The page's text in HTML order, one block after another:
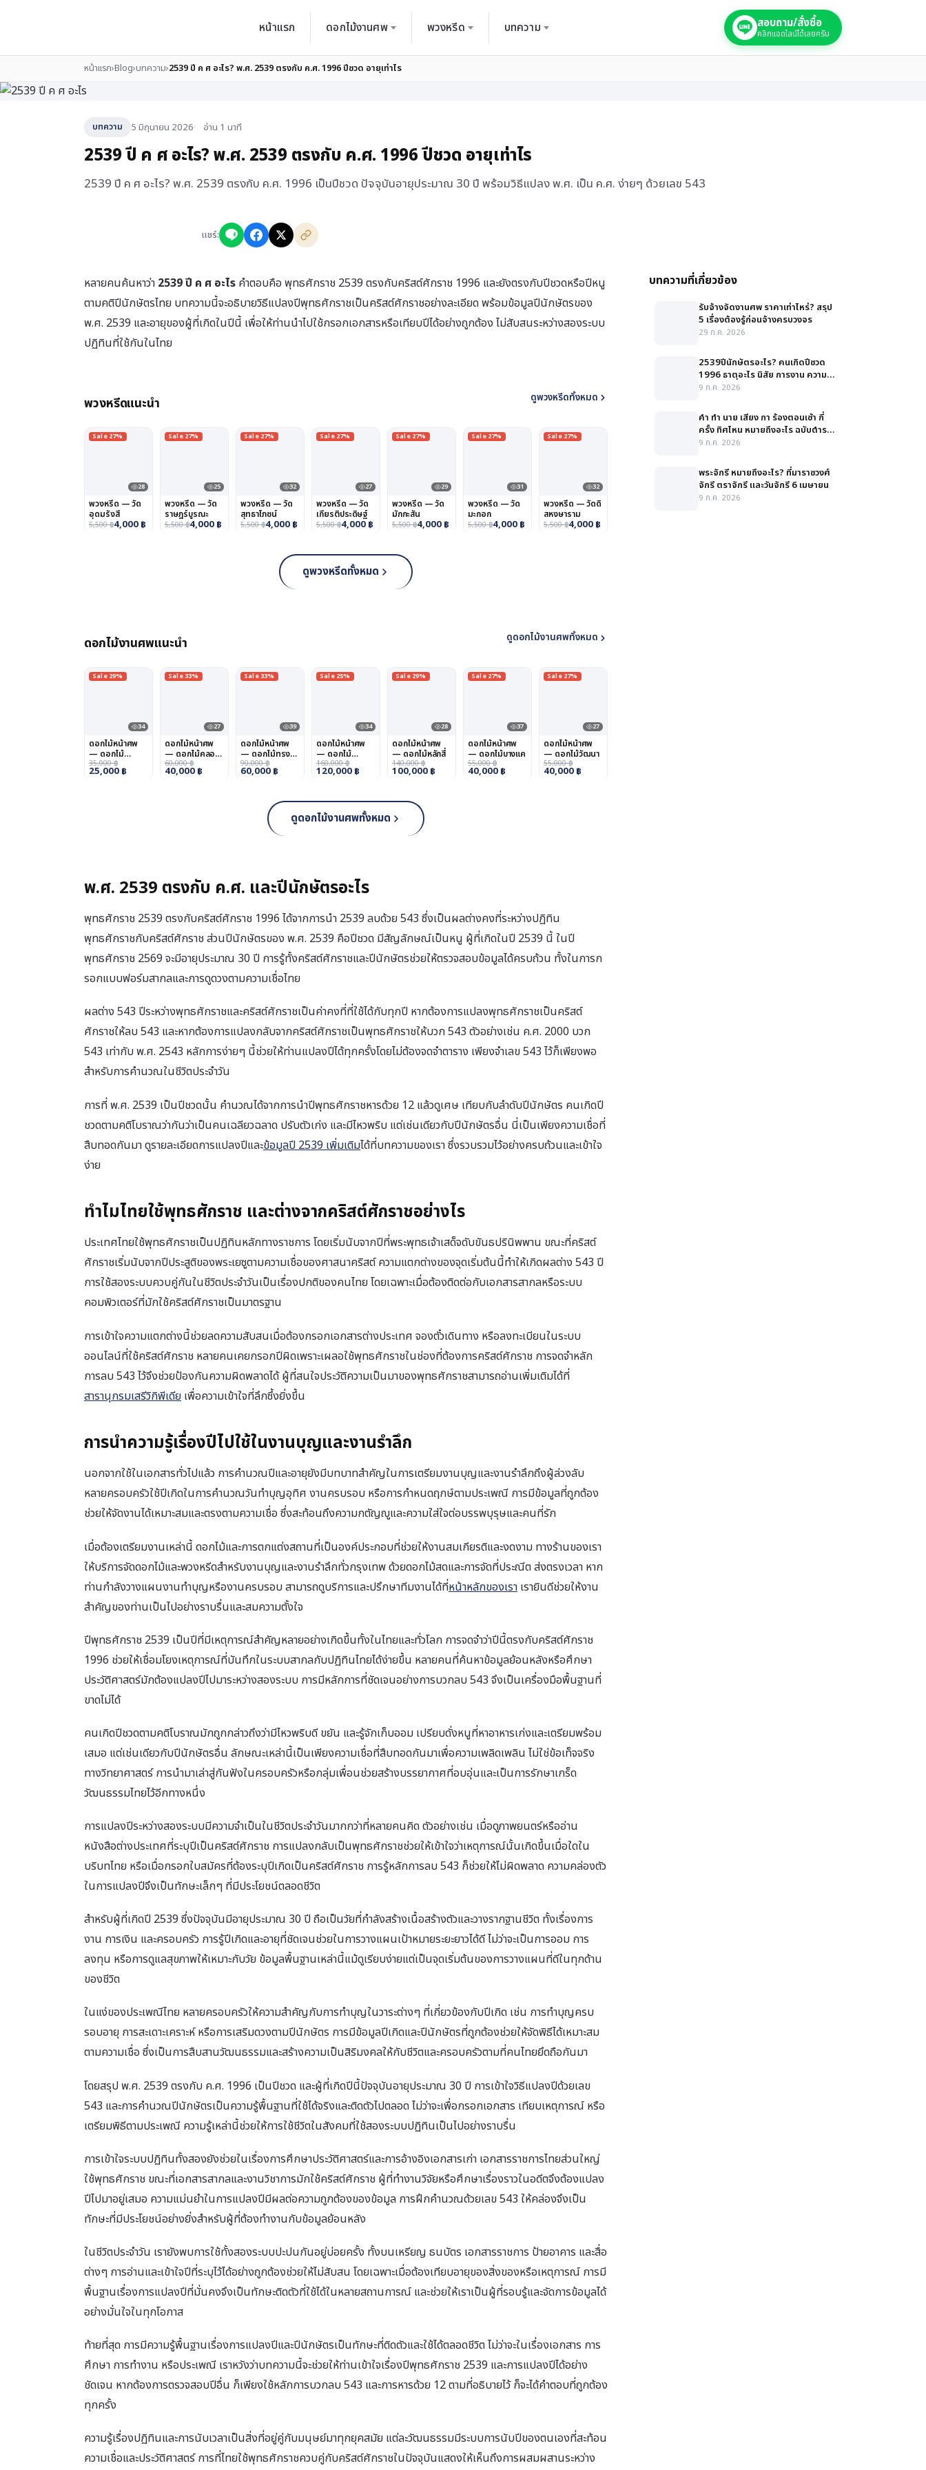
หน้าแรก ดอกไม้งานศพ พวงหรีด บทความ สอบถาม/สั่งซื้อ
คลิกแอดไลน์ได้เลยครับ
หน้าแรก›Blog›บทความ›2539 ปี ค ศ อะไร? พ.ศ. 2539 ตรงกับ ค.ศ. 1996 ปีชวด อายุเท่าไร
บทความ 5 มิถุนายน 2026 อ่าน 1 นาที
2539 ปี ค ศ อะไร? พ.ศ. 2539 ตรงกับ ค.ศ. 1996 ปีชวด อายุเท่าไร
2539 ปี ค ศ อะไร? พ.ศ. 2539 ตรงกับ ค.ศ. 1996 เป็นปีชวด ปัจจุบันอายุประมาณ 30 ปี พร้อมวิธีแปลง พ.ศ. เป็น ค.ศ. ง่ายๆ ด้วยเลข 543
แชร์:
หลายคนค้นหาว่า 2539 ปี ค ศ อะไร คำตอบคือ พุทธศักราช 2539 ตรงกับคริสต์ศักราช 1996 และยังตรงกับปีชวดหรือปีหนู
ตามคติปีนักษัตรไทย บทความนี้จะอธิบายวิธีแปลงปีพุทธศักราชเป็นคริสต์ศักราชอย่างละเอียด พร้อมข้อมูลปีนักษัตรของ
พ.ศ. 2539 และอายุของผู้ที่เกิดในปีนี้ เพื่อให้ท่านนำไปใช้กรอกเอกสารหรือเทียบปีได้อย่างถูกต้อง ไม่สับสนระหว่างสองระบบ
ปฏิทินที่ใช้กันในไทย
พวงหรีดแนะนำ ดูพวงหรีดทั้งหมด
Sale 27%
28
พวงหรีด — วัด
อุดมรังสี
5,500฿4,000 ฿
Sale 27%
25
พวงหรีด — วัด
ราษฎร์บูรณะ
5,500฿4,000 ฿
Sale 27%
32
พวงหรีด — วัด
สุทธาโภชน์
5,500฿4,000 ฿
Sale 27%
27
พวงหรีด — วัด
เกียรติประดิษฐ์
5,500฿4,000 ฿
Sale 27%
29
พวงหรีด — วัด
มักกะสัน
5,500฿4,000 ฿
Sale 27%
31
พวงหรีด — วัด
มะกอก
5,500฿4,000 ฿
Sale 27%
32
พวงหรีด — วัดดิ
สหงษาราม
5,500฿4,000 ฿
ดูพวงหรีดทั้งหมด
ดอกไม้งานศพแนะนำ ดูดอกไม้งานศพทั้งหมด
Sale 29%
34
ดอกไม้หน้าศพ
— ดอกไม้
ดอนเมือง
35,000฿
25,000 ฿
Sale 33%
27
ดอกไม้หน้าศพ
— ดอกไม้คลอง
สามวา
60,000฿
40,000 ฿
Sale 33%
39
ดอกไม้หน้าศพ
— ดอกไม้ทรง
คนอง
90,000฿
60,000 ฿
Sale 25%
34
ดอกไม้หน้าศพ
— ดอกไม้
หนองจอก
160,000฿
120,000 ฿
Sale 29%
28
ดอกไม้หน้าศพ
— ดอกไม้หลักสี่
140,000฿
100,000 ฿
Sale 27%
37
ดอกไม้หน้าศพ
— ดอกไม้บางแค
55,000฿
40,000 ฿
Sale 27%
27
ดอกไม้หน้าศพ
— ดอกไม้วัฒนา
55,000฿
40,000 ฿
ดูดอกไม้งานศพทั้งหมด
พ.ศ. 2539 ตรงกับ ค.ศ. และปีนักษัตรอะไร
พุทธศักราช 2539 ตรงกับคริสต์ศักราช 1996 ได้จากการนำ 2539 ลบด้วย 543 ซึ่งเป็นผลต่างคงที่ระหว่างปฏิทิน
พุทธศักราชกับคริสต์ศักราช ส่วนปีนักษัตรของ พ.ศ. 2539 คือปีชวด มีสัญลักษณ์เป็นหนู ผู้ที่เกิดในปี 2539 นี้ ในปี
พุทธศักราช 2569 จะมีอายุประมาณ 30 ปี การรู้ทั้งคริสต์ศักราชและปีนักษัตรช่วยให้ตรวจสอบข้อมูลได้ครบถ้วน ทั้งในการก
รอกแบบฟอร์มสากลและการดูดวงตามความเชื่อไทย
ผลต่าง 543 ปีระหว่างพุทธศักราชและคริสต์ศักราชเป็นค่าคงที่ที่ใช้ได้กับทุกปี หากต้องการแปลงพุทธศักราชเป็นคริสต์
ศักราชให้ลบ 543 และหากต้องการแปลงกลับจากคริสต์ศักราชเป็นพุทธศักราชให้บวก 543 ตัวอย่างเช่น ค.ศ. 2000 บวก
543 เท่ากับ พ.ศ. 2543 หลักการง่ายๆ นี้ช่วยให้ท่านแปลงปีได้ทุกครั้งโดยไม่ต้องจดจำตาราง เพียงจำเลข 543 ไว้ก็เพียงพอ
สำหรับการคำนวณในชีวิตประจำวัน
การที่ พ.ศ. 2539 เป็นปีชวดนั้น คำนวณได้จากการนำปีพุทธศักราชหารด้วย 12 แล้วดูเศษ เทียบกับลำดับปีนักษัตร คนเกิดปี
ชวดตามคติโบราณว่ากันว่าเป็นคนเฉลียวฉลาด ปรับตัวเก่ง และมีไหวพริบ แต่เช่นเดียวกับปีนักษัตรอื่น นี่เป็นเพียงความเชื่อที่
สืบทอดกันมา ดูรายละเอียดการแปลงปีและข้อมูลปี 2539 เพิ่มเติมได้ที่บทความของเรา ซึ่งรวบรวมไว้อย่างครบถ้วนและเข้าใจ
ง่าย
ทำไมไทยใช้พุทธศักราช และต่างจากคริสต์ศักราชอย่างไร
ประเทศไทยใช้พุทธศักราชเป็นปฏิทินหลักทางราชการ โดยเริ่มนับจากปีที่พระพุทธเจ้าเสด็จดับขันธปรินิพพาน ขณะที่คริสต์
ศักราชเริ่มนับจากปีประสูติของพระเยซูตามความเชื่อของศาสนาคริสต์ ความแตกต่างของจุดเริ่มต้นนี้ทำให้เกิดผลต่าง 543 ปี
การใช้สองระบบควบคู่กันในชีวิตประจำวันเป็นเรื่องปกติของคนไทย โดยเฉพาะเมื่อต้องติดต่อกับเอกสารสากลหรือระบบ
คอมพิวเตอร์ที่มักใช้คริสต์ศักราชเป็นมาตรฐาน
การเข้าใจความแตกต่างนี้ช่วยลดความสับสนเมื่อต้องกรอกเอกสารต่างประเทศ จองตั๋วเดินทาง หรือลงทะเบียนในระบบ
ออนไลน์ที่ใช้คริสต์ศักราช หลายคนเคยกรอกปีผิดเพราะเผลอใช้พุทธศักราชในช่องที่ต้องการคริสต์ศักราช การจดจำหลัก
การลบ 543 ไว้จึงช่วยป้องกันความผิดพลาดได้ ผู้ที่สนใจประวัติความเป็นมาของพุทธศักราชสามารถอ่านเพิ่มเติมได้ที่
สารานุกรมเสรีวิกิพีเดีย เพื่อความเข้าใจที่ลึกซึ้งยิ่งขึ้น
การนำความรู้เรื่องปีไปใช้ในงานบุญและงานรำลึก
นอกจากใช้ในเอกสารทั่วไปแล้ว การคำนวณปีและอายุยังมีบทบาทสำคัญในการเตรียมงานบุญและงานรำลึกถึงผู้ล่วงลับ
หลายครอบครัวใช้ปีเกิดในการคำนวณวันทำบุญอุทิศ งานครบรอบ หรือการกำหนดฤกษ์ตามประเพณี การมีข้อมูลที่ถูกต้อง
ช่วยให้จัดงานได้เหมาะสมและตรงตามความเชื่อ ซึ่งสะท้อนถึงความกตัญญูและความใส่ใจต่อบรรพบุรุษและคนที่รัก
เมื่อต้องเตรียมงานเหล่านี้ ดอกไม้และการตกแต่งสถานที่เป็นองค์ประกอบที่ช่วยให้งานสมเกียรติและงดงาม ทางร้านของเรา
ให้บริการจัดดอกไม้และพวงหรีดสำหรับงานบุญและงานรำลึกทั่วกรุงเทพ ด้วยดอกไม้สดและการจัดที่ประณีต ส่งตรงเวลา หาก
ท่านกำลังวางแผนงานทำบุญหรืองานครบรอบ สามารถดูบริการและปรึกษาทีมงานได้ที่หน้าหลักของเรา เรายินดีช่วยให้งาน
สำคัญของท่านเป็นไปอย่างราบรื่นและสมความตั้งใจ
ปีพุทธศักราช 2539 เป็นปีที่มีเหตุการณ์สำคัญหลายอย่างเกิดขึ้นทั้งในไทยและทั่วโลก การจดจำว่าปีนี้ตรงกับคริสต์ศักราช
1996 ช่วยให้เชื่อมโยงเหตุการณ์ที่บันทึกในระบบสากลกับปฏิทินไทยได้ง่ายขึ้น หลายคนที่ค้นหาข้อมูลย้อนหลังหรือศึกษา
ประวัติศาสตร์มักต้องแปลงปีไปมาระหว่างสองระบบ การมีหลักการที่ชัดเจนอย่างการบวกลบ 543 จึงเป็นเครื่องมือพื้นฐานที่
ขาดไม่ได้
คนเกิดปีชวดตามคติโบราณมักถูกกล่าวถึงว่ามีไหวพริบดี ขยัน และรู้จักเก็บออม เปรียบดั่งหนูที่หาอาหารเก่งและเตรียมพร้อม
เสมอ แต่เช่นเดียวกับปีนักษัตรอื่น ลักษณะเหล่านี้เป็นเพียงความเชื่อที่สืบทอดกันมาเพื่อความเพลิดเพลิน ไม่ใช่ข้อเท็จจริง
ทางวิทยาศาสตร์ การนำมาเล่าสู่กันฟังในครอบครัวหรือกลุ่มเพื่อนช่วยสร้างบรรยากาศที่อบอุ่นและเป็นการรักษาเกร็ด
วัฒนธรรมไทยไว้อีกทางหนึ่ง
การแปลงปีระหว่างสองระบบมีความจำเป็นในชีวิตประจำวันมากกว่าที่หลายคนคิด ตัวอย่างเช่น เมื่อดูภาพยนตร์หรืออ่าน
หนังสือต่างประเทศที่ระบุปีเป็นคริสต์ศักราช การแปลงกลับเป็นพุทธศักราชช่วยให้เข้าใจว่าเหตุการณ์นั้นเกิดขึ้นเมื่อใดใน
บริบทไทย หรือเมื่อกรอกใบสมัครที่ต้องระบุปีเกิดเป็นคริสต์ศักราช การรู้หลักการลบ 543 ก็ช่วยให้ไม่ผิดพลาด ความคล่องตัว
ในการแปลงปีจึงเป็นทักษะเล็กๆ ที่มีประโยชน์ตลอดชีวิต
สำหรับผู้ที่เกิดปี 2539 ซึ่งปัจจุบันมีอายุประมาณ 30 ปี ถือเป็นวัยที่กำลังสร้างเนื้อสร้างตัวและวางรากฐานชีวิต ทั้งเรื่องการ
งาน การเงิน และครอบครัว การรู้ปีเกิดและอายุที่ชัดเจนช่วยในการวางแผนเป้าหมายระยะยาวได้ดี ไม่ว่าจะเป็นการออม การ
ลงทุน หรือการดูแลสุขภาพให้เหมาะกับวัย ข้อมูลพื้นฐานเหล่านี้แม้ดูเรียบง่ายแต่เป็นจุดเริ่มต้นของการวางแผนที่ดีในทุกด้าน
ของชีวิต
ในแง่ของประเพณีไทย หลายครอบครัวให้ความสำคัญกับการทำบุญในวาระต่างๆ ที่เกี่ยวข้องกับปีเกิด เช่น การทำบุญครบ
รอบอายุ การสะเดาะเคราะห์ หรือการเสริมดวงตามปีนักษัตร การมีข้อมูลปีเกิดและปีนักษัตรที่ถูกต้องช่วยให้จัดพิธีได้เหมาะสม
ตามความเชื่อ ซึ่งเป็นการสืบสานวัฒนธรรมและสร้างความเป็นสิริมงคลให้กับชีวิตและครอบครัวตามที่คนไทยยึดถือกันมา
โดยสรุป พ.ศ. 2539 ตรงกับ ค.ศ. 1996 เป็นปีชวด และผู้ที่เกิดปีนี้ปัจจุบันอายุประมาณ 30 ปี การเข้าใจวิธีแปลงปีด้วยเลข
543 และการคำนวณปีนักษัตรเป็นความรู้พื้นฐานที่ใช้ได้จริงและติดตัวไปตลอด ไม่ว่าจะเพื่อกรอกเอกสาร เทียบเหตุการณ์ หรือ
เตรียมพิธีตามประเพณี ความรู้เหล่านี้ช่วยให้การใช้ชีวิตในสังคมที่ใช้สองระบบปฏิทินเป็นไปอย่างราบรื่น
การเข้าใจระบบปฏิทินทั้งสองยังช่วยในเรื่องการศึกษาประวัติศาสตร์และการอ้างอิงเอกสารเก่า เอกสารราชการไทยส่วนใหญ่
ใช้พุทธศักราช ขณะที่เอกสารสากลและงานวิชาการมักใช้คริสต์ศักราช ผู้ที่ทำงานวิจัยหรือศึกษาเรื่องราวในอดีตจึงต้องแปลง
ปีไปมาอยู่เสมอ ความแม่นยำในการแปลงปีมีผลต่อความถูกต้องของข้อมูล การฝึกคำนวณด้วยเลข 543 ให้คล่องจึงเป็น
ทักษะที่มีประโยชน์อย่างยิ่งสำหรับผู้ที่ต้องทำงานกับข้อมูลย้อนหลัง
ในชีวิตประจำวัน เรายังพบการใช้ทั้งสองระบบปะปนกันอยู่บ่อยครั้ง ทั้งบนเหรียญ ธนบัตร เอกสารราชการ ป้ายอาคาร และสื่อ
ต่างๆ การอ่านและเข้าใจปีที่ระบุไว้ได้อย่างถูกต้องช่วยให้ไม่สับสน โดยเฉพาะเมื่อต้องเทียบอายุของสิ่งของหรือเหตุการณ์ การมี
พื้นฐานเรื่องการแปลงปีที่มั่นคงจึงเป็นทักษะติดตัวที่ใช้ได้ในหลายสถานการณ์ และช่วยให้เราเป็นผู้ที่รอบรู้และจัดการข้อมูลได้
อย่างมั่นใจในทุกโอกาส
ท้ายที่สุด การมีความรู้พื้นฐานเรื่องการแปลงปีและปีนักษัตรเป็นทักษะที่ติดตัวและใช้ได้ตลอดชีวิต ไม่ว่าจะในเรื่องเอกสาร การ
ศึกษา การทำงาน หรือประเพณี เราหวังว่าบทความนี้จะช่วยให้ท่านเข้าใจเรื่องปีพุทธศักราช 2539 และการแปลงปีได้อย่าง
ชัดเจน หากต้องการตรวจสอบปีอื่น ก็เพียงใช้หลักการบวกลบ 543 และการหารด้วย 12 ตามที่อธิบายไว้ ก็จะได้คำตอบที่ถูกต้อง
ทุกครั้ง
ความรู้เรื่องปฏิทินและการนับเวลาเป็นสิ่งที่อยู่คู่กับมนุษย์มาทุกยุคสมัย แต่ละวัฒนธรรมมีระบบการนับปีของตนเองที่สะท้อน
ความเชื่อและประวัติศาสตร์ การที่ไทยใช้พุทธศักราชควบคู่กับคริสต์ศักราชในปัจจุบันแสดงให้เห็นถึงการผสมผสานระหว่าง
บทความที่เกี่ยวข้อง
รับจ้างจัดงานศพ ราคาเท่าไหร่? สรุป
5 เรื่องต้องรู้ก่อนจ้างครบวงจร
29 ก.ค. 2026
2539ปีนักษัตรอะไร? คนเกิดปีชวด
1996 ธาตุอะไร นิสัย การงาน ความ
รัก สีมงคล
9 ก.ค. 2026
คํา ทํา นาย เสียง กา ร้องตอนเช้า กี่
ครั้ง ทิศไหน หมายถึงอะไร ฉบับตำรา
ละเอียด
9 ก.ค. 2026
พระจักรี หมายถึงอะไร? ที่มาราชวงศ์
จักรี ตราจักรี และวันจักรี 6 เมษายน
9 ก.ค. 2026